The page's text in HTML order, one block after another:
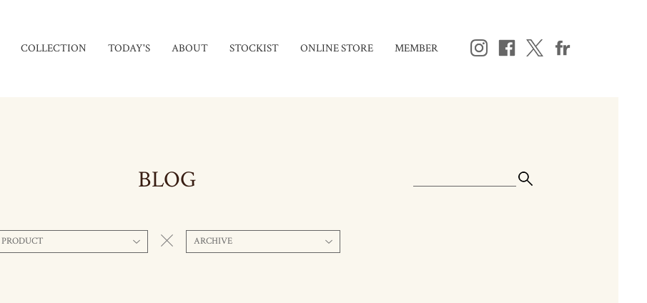
COLLECTION TODAY'S ABOUT STOCKIST ONLINE STORE MEMBER
BLOG
PRODUCT ARCHIVE